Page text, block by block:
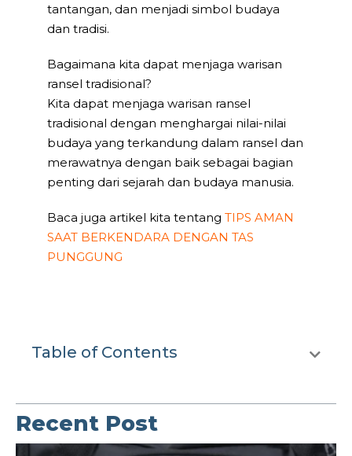
tantangan, dan menjadi simbol budaya
dan tradisi.
Bagaimana kita dapat menjaga warisan
ransel tradisional?
Kita dapat menjaga warisan ransel
tradisional dengan menghargai nilai-nilai
budaya yang terkandung dalam ransel dan
merawatnya dengan baik sebagai bagian
penting dari sejarah dan budaya manusia.
Baca juga artikel kita tentang TIPS AMAN
SAAT BERKENDARA DENGAN TAS
PUNGGUNG
Table of Contents
Recent Post